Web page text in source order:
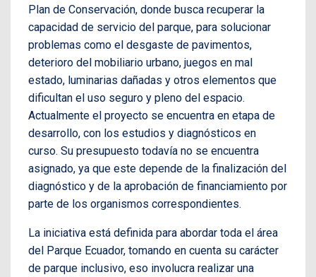
Plan de Conservación, donde busca recuperar la
capacidad de servicio del parque, para solucionar
problemas como el desgaste de pavimentos,
deterioro del mobiliario urbano, juegos en mal
estado, luminarias dañadas y otros elementos que
dificultan el uso seguro y pleno del espacio.
Actualmente el proyecto se encuentra en etapa de
desarrollo, con los estudios y diagnósticos en
curso. Su presupuesto todavía no se encuentra
asignado, ya que este depende de la finalización del
diagnóstico y de la aprobación de financiamiento por
parte de los organismos correspondientes.
La iniciativa está definida para abordar toda el área
del Parque Ecuador, tomando en cuenta su carácter
de parque inclusivo, eso involucra realizar una